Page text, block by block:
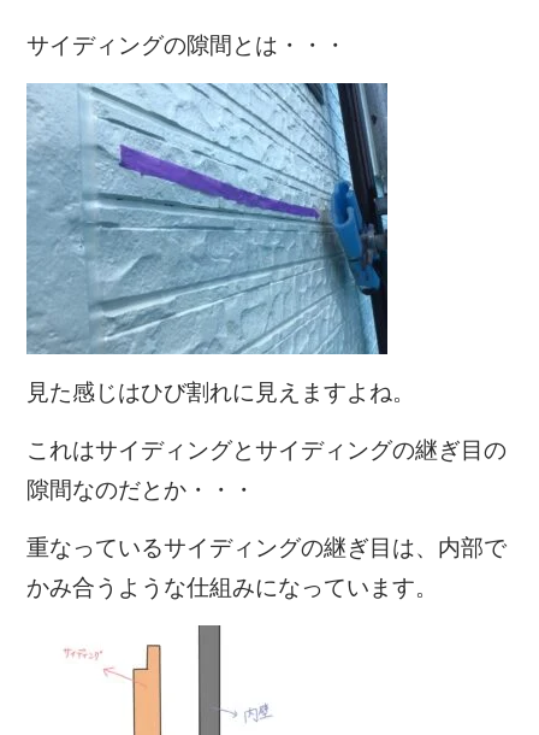
サイディングの隙間とは・・・
見た感じはひび割れに見えますよね。
これはサイディングとサイディングの継ぎ目の
隙間なのだとか・・・
重なっているサイディングの継ぎ目は、内部で
かみ合うような仕組みになっています。